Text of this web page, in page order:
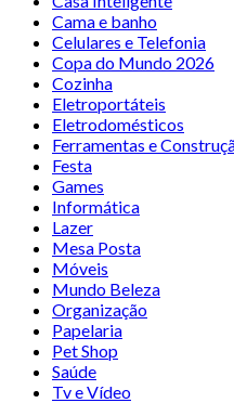
Cama e banho
Celulares e Telefonia
Copa do Mundo 2026
Cozinha
Eletroportáteis
Eletrodomésticos
Ferramentas e
Festa
Games
Informática
Lazer
Mesa Posta
Móveis
Mundo Beleza
Organização
Papelaria
Pet Shop
Saúde
Tv e Vídeo